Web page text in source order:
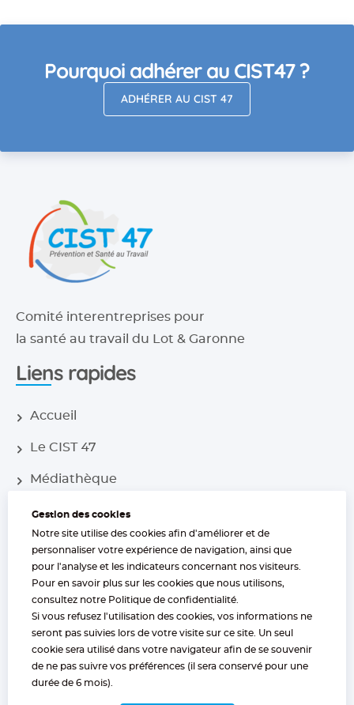
Pourquoi adhérer au CIST47 ?
ADHÉRER AU CIST 47
Comité interentreprises pour
la santé au travail du Lot & Garonne
Liens rapides
Accueil
Le CIST 47
Médiathèque
Nos centres
Nos offres
Nous trouver
05 53 77 97 30
91 impasse Didier Lapeyre
Gestion des cookies
Notre site utilise des cookies afin d'améliorer et de
personnaliser votre expérience de navigation, ainsi que
pour l'analyse et les indicateurs concernant nos visiteurs.
Pour en savoir plus sur les cookies que nous utilisons,
consultez notre Politique de confidentialité
Si vous refusez l'utilisation des cookies, vos informations ne
seront pas suivies lors de votre visite sur ce site. Un seul
cookie sera utilisé dans votre navigateur afin de se souvenir
de ne pas suivre vos préférences (il sera conservé pour une
durée de 6 mois).